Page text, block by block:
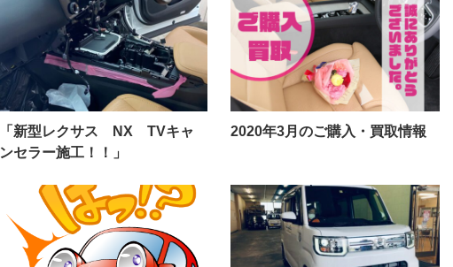
「新型レクサス NX TVキャ
ンセラー施工！！」
2020年3月のご購入・買取情報